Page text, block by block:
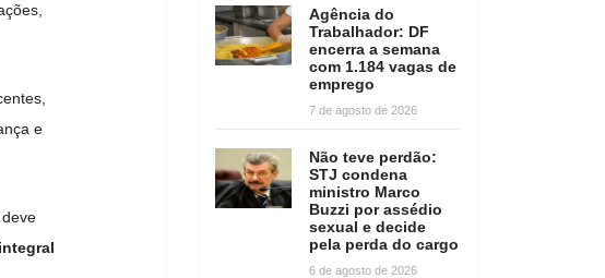
e
Agência do
Trabalhador: DF
encerra a semana
com 1.184 vagas de
emprego
7 de agosto de 2026
Não teve perdão:
STJ condena
ministro Marco
Buzzi por assédio
sexual e decide
pela perda do cargo
6 de agosto de 2026